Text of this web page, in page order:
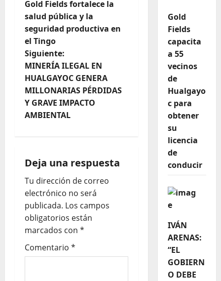
Gold Fields fortalece la
salud pública y la
seguridad productiva en
el Tingo
Siguiente:
MINERÍA ILEGAL EN
HUALGAYOC GENERA
MILLONARIAS PÉRDIDAS
Y GRAVE IMPACTO
AMBIENTAL
Deja una respuesta
Tu dirección de correo
electrónico no será
publicada. Los campos
obligatorios están
marcados con *
Comentario *
Gold
Fields
capacita
a 55
vecinos
de
Hualgayo
c para
obtener
su
licencia
de
conducir
IVÁN
ARENAS:
“EL
GOBIERN
O DEBE